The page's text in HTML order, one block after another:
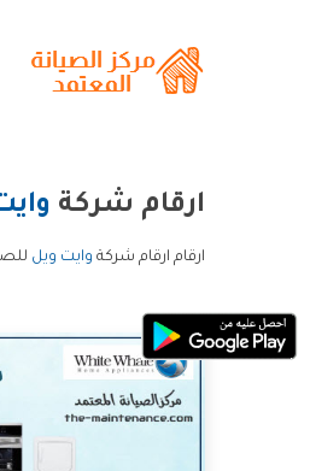
ارقام شركة
ارقام ارقام شركة وايت ويل